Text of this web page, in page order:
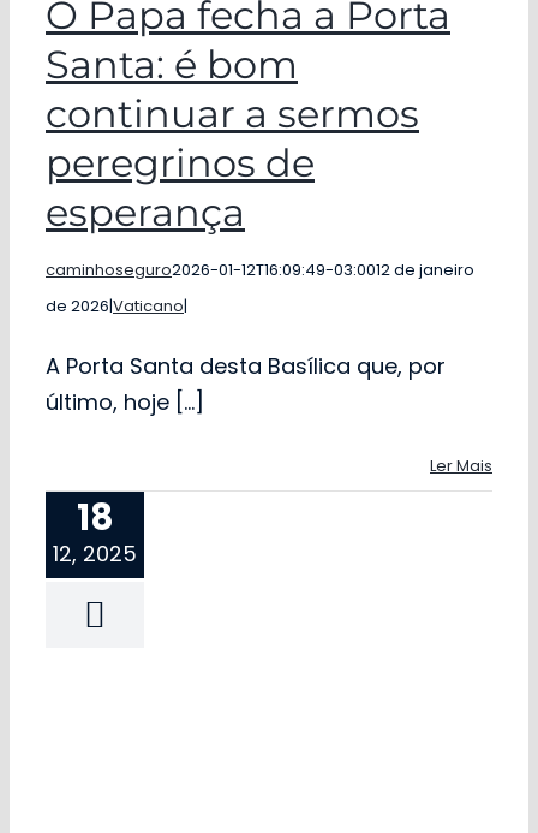
O Papa fecha a Porta
Santa: é bom
continuar a sermos
peregrinos de
esperança
caminhoseguro2026-01-12T16:09:49-03:0012 de janeiro
de 2026|Vaticano|
A Porta Santa desta Basílica que, por
último, hoje [...]
Ler Mais
18
12, 2025